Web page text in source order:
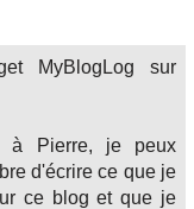
MyBlogLog sur
à Pierre, je peux
d'écrire ce que je
ce blog et que je